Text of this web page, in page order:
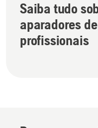
Saiba tudo
aparadores
profissionais